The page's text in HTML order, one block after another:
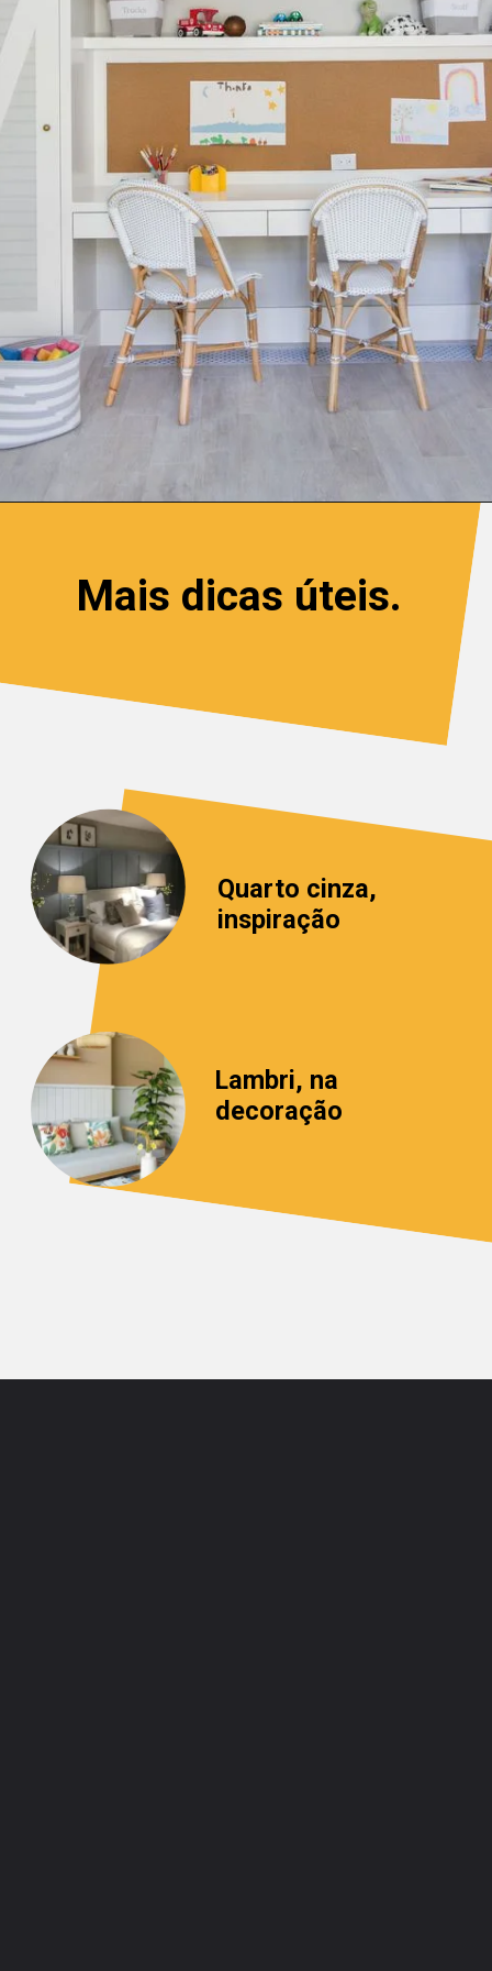
Mais dicas úteis.
Quarto cinza,
inspiração
Lambri, na
decoração